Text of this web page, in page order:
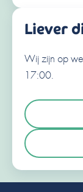
m
e
r
n
a
m
Je
e
r
a
Opmerkingen
Liever
Wij zijn op
17:00.